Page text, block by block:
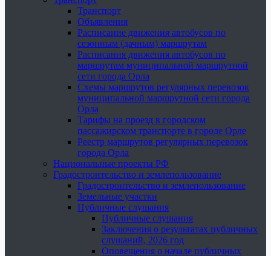
Транспорт
Объявления
Расписание движения автобусов по
сезонным (дачным) маршрутам
Расписания движения автобусов по
маршрутам муниципальной маршрутной
сети города Орла
Схемы маршрутов регулярных перевозок
муниципальной маршрутной сети города
Орла
Тарифы на проезд в городском
пассажирском транспорте в городе Орле
Реестр маршрутов регулярных перевозок
города Орла
Национальные проекты РФ
Градостроительство и землепользование
Градостроительство и землепользование
Земельные участки
Публичные слушания
Публичные слушания
Заключения о результатах публичных
слушаний, 2026 год
Оповещения о начале публичных